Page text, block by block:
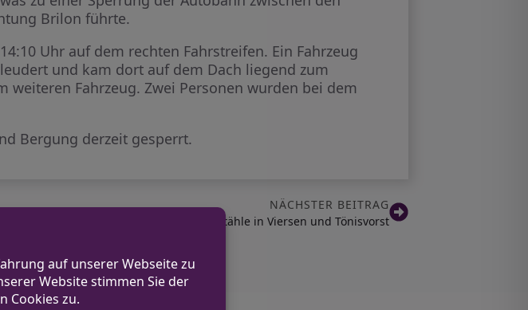
Brilon führte.
Uhr auf dem rechten Fahrstreifen. Ein Fahrzeug
und kam dort auf dem Dach liegend zum
Fahrzeug. Zwei Personen wurden bei dem
Bergung derzeit gesperrt.
NÄCHSTER BEITRAG
Drei Handtaschendiebstähle in Viersen und Tönisvorst